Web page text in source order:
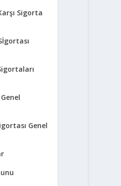
Sigorta
Genel